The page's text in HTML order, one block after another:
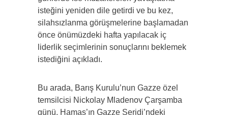
isteğini yeniden dile getirdi ve bu kez,
silahsızlanma görüşmelerine başlamadan
önce önümüzdeki hafta yapılacak iç
liderlik seçimlerinin sonuçlarını beklemek
istediğini açıkladı.
Bu arada, Barış Kurulu’nun Gazze özel
temsilcisi Nickolay Mladenov Çarşamba
günü, Hamas’ın Gazze Şeridi’ndeki